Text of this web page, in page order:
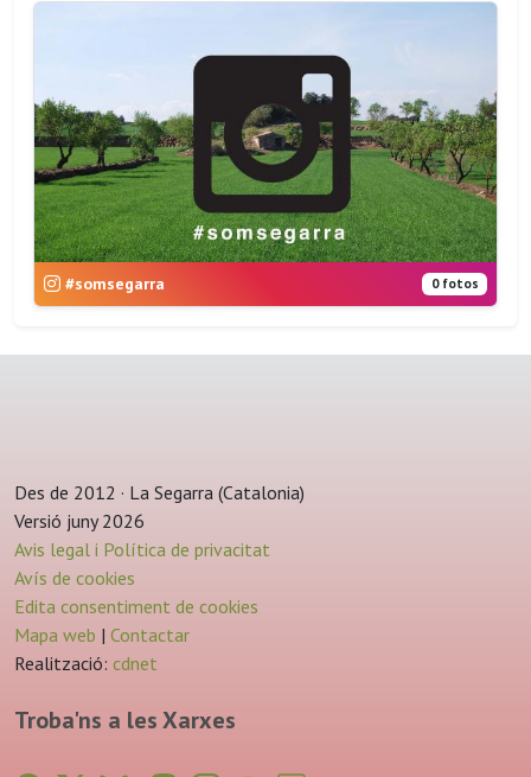
#somsegarra 0 fotos
Des de 2012 · La Segarra (Catalonia)
Versió juny 2026
Avis legal i Política de privacitat
Avís de cookies
Edita consentiment de cookies
Mapa web | Contactar
Realització: cdnet
Troba'ns a les Xarxes